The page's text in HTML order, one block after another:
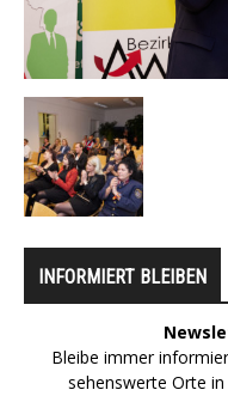
INFORMIERT BLEIBEN
Bleibe immer
sehenswerte Orte